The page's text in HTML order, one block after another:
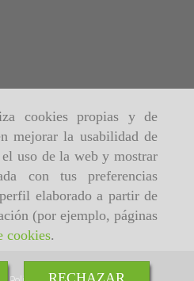
cookies propias y de
mejorar la usabilidad de
uso de la web y mostrar
con tus preferencias
elaborado a partir de
(por ejemplo, páginas
cookies.